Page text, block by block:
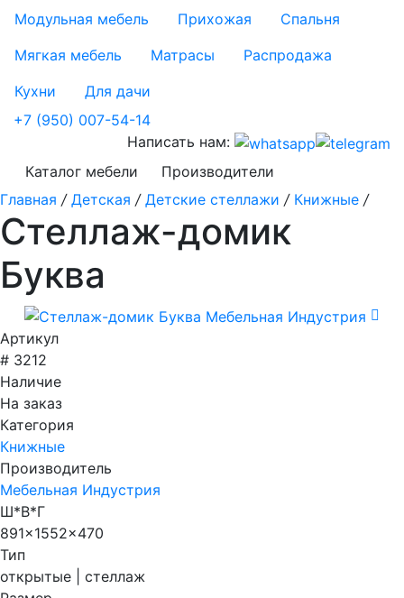
Модульная мебель
Прихожая
Спальня
Мягкая мебель
Матрасы
Распродажа
Кухни
Для дачи
+7 (950) 007-54-14
Написать нам:
Каталог мебели
Производители
Главная / Детская / Детские стеллажи / Книжные /
Стеллаж-домик
Буква
Артикул
# 3212
Наличие
На заказ
Категория
Книжные
Производитель
Мебельная Индустрия
Ш*В*Г
891x1552x470
Тип
открытые | стеллаж